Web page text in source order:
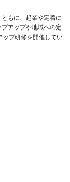
もに、起業や定着に
アップや地域への定
ップ研修を開催してい